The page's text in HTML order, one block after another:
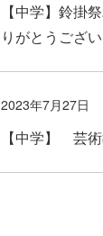
【中学】鈴掛
りがとうござ
2023年7月27日
【中学】 芸